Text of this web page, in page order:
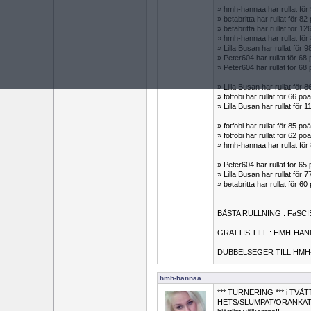
» hmh-hannaa har rullat
» betabritta har rullat för 82
» betabritta har rullat för
» hmh-hannaa har rullat
» Lilla Busan har rullat för
» Peter604 har rullat för 68
» Peter604 har rullat för 68
» Lilla Busan har rullat för
» fotfobi har rullat för 66
» Lilla Busan har rullat för
» fotfobi har rullat för 85
» fotfobi har rullat för 62
» hmh-hannaa har rullat för
» Peter604 har rullat för 65
» Lilla Busan har rullat för
» betabritta har rullat för 60
BÄSTA RULLNING :
GRATTIS TILL : HMH-
DUBBELSEGER TILL
hmh-hannaa
*** TURNERING *** i
HETS/SLUMPAT/